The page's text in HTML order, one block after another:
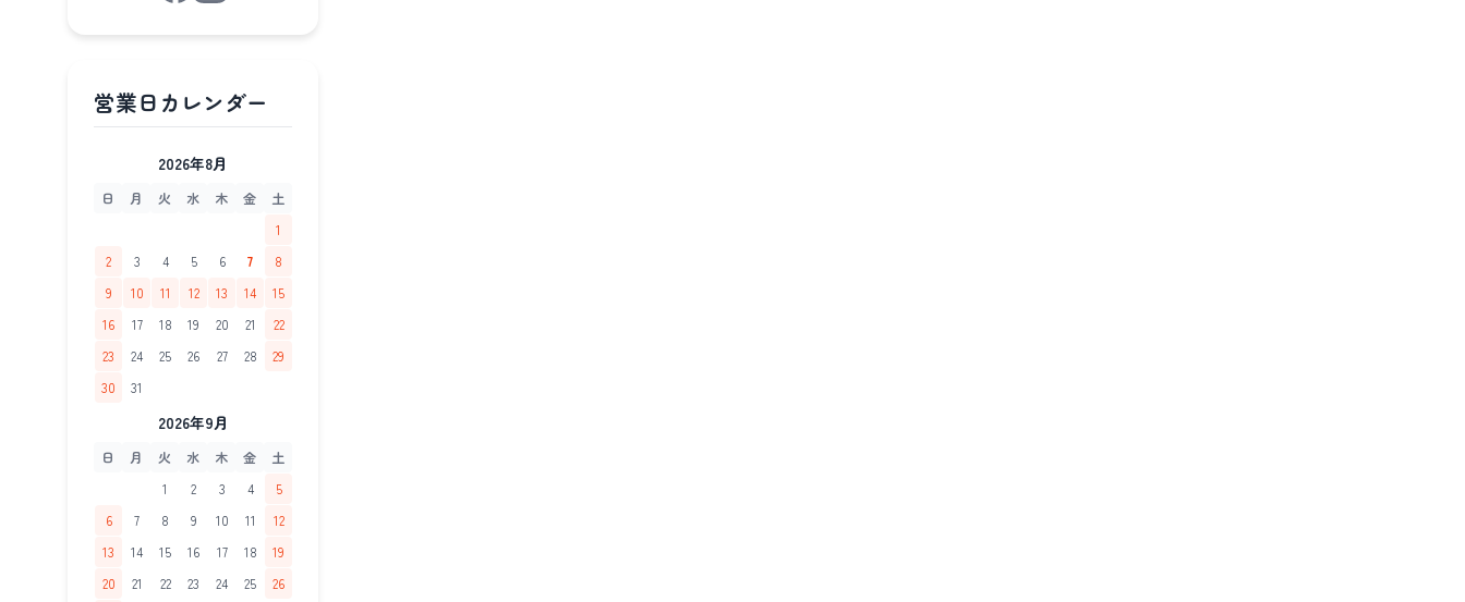
2026年8月
日 月 火 水 木 金
土
1
2
3 4 5 6 7
8
9
10 11 12 13 14
15
16
17 18 19 20 21
22
23
24 25 26 27 28
29
30
31
2026年9月
日 月 火 水 木 金
土
1
2 3 4
5
6
7 8 9 10 11
12
13
14 15 16 17 18
19
20
21 22 23 24 25
26